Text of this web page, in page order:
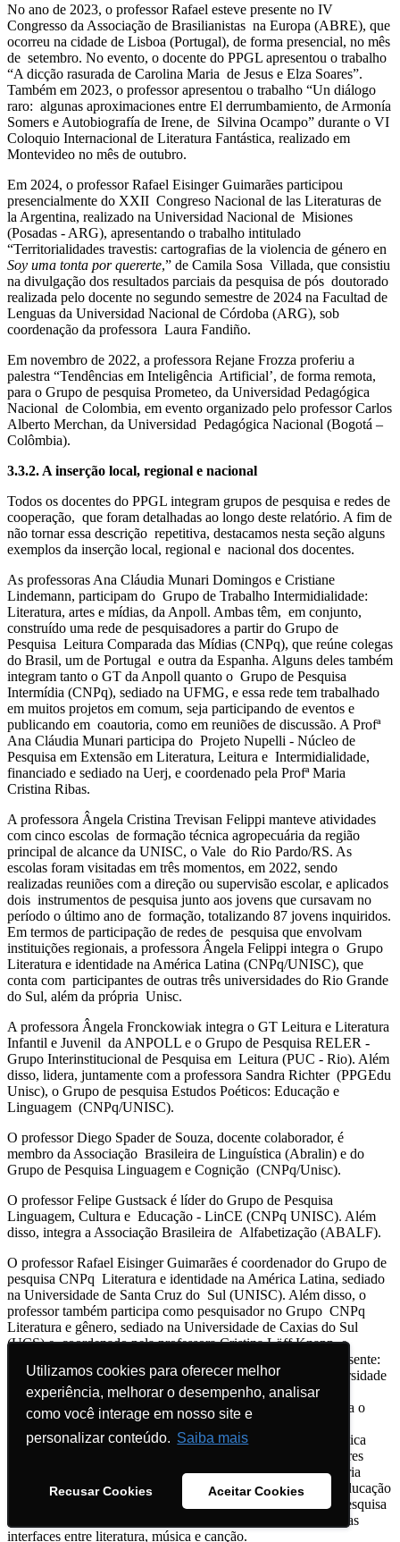
Utilizamos cookies para oferecer melhor
experiência, melhorar o desempenho, analisar
como você interage em nosso site e
personalizar conteúdo. Saiba mais
Recusar Cookies Aceitar Cookies
Utilizamos cookies para oferecer melhor
experiência, melhorar o desempenho, analisar
como você interage em nosso site e
personalizar conteúdo. Saiba mais
Recusar Cookies Aceitar Cookies
No ano de 2023, o professor Rafael esteve presente no IV
Congresso da Associação de Brasilianistas na Europa (ABRE), que
ocorreu na cidade de Lisboa (Portugal), de forma presencial, no mês
de setembro. No evento, o docente do PPGL apresentou o trabalho
“A dicção rasurada de Carolina Maria de Jesus e Elza Soares”.
Também em 2023, o professor apresentou o trabalho “Un diálogo
raro: algunas aproximaciones entre El derrumbamiento, de Armonía
Somers e Autobiografía de Irene, de Silvina Ocampo” durante o VI
Coloquio Internacional de Literatura Fantástica, realizado em
Montevideo no mês de outubro.
Em 2024, o professor Rafael Eisinger Guimarães participou
presencialmente do XXII Congreso Nacional de las Literaturas de
la Argentina, realizado na Universidad Nacional de Misiones
(Posadas - ARG), apresentando o trabalho intitulado
“Territorialidades travestis: cartografias de la violencia de género en
Soy uma tonta por quererte,” de Camila Sosa Villada, que consistiu
na divulgação dos resultados parciais da pesquisa de pós doutorado
realizada pelo docente no segundo semestre de 2024 na Facultad de
Lenguas da Universidad Nacional de Córdoba (ARG), sob
coordenação da professora Laura Fandiño.
Em novembro de 2022, a professora Rejane Frozza proferiu a
palestra “Tendências em Inteligência Artificial’, de forma remota,
para o Grupo de pesquisa Prometeo, da Universidad Pedagógica
Nacional de Colombia, em evento organizado pelo professor Carlos
Alberto Merchan, da Universidad Pedagógica Nacional (Bogotá –
Colômbia).
3.3.2. A inserção local, regional e nacional
Todos os docentes do PPGL integram grupos de pesquisa e redes de
cooperação, que foram detalhadas ao longo deste relatório. A fim de
não tornar essa descrição repetitiva, destacamos nesta seção alguns
exemplos da inserção local, regional e nacional dos docentes.
As professoras Ana Cláudia Munari Domingos e Cristiane
Lindemann, participam do Grupo de Trabalho Intermidialidade:
Literatura, artes e mídias, da Anpoll. Ambas têm, em conjunto,
construído uma rede de pesquisadores a partir do Grupo de
Pesquisa Leitura Comparada das Mídias (CNPq), que reúne colegas
do Brasil, um de Portugal e outra da Espanha. Alguns deles também
integram tanto o GT da Anpoll quanto o Grupo de Pesquisa
Intermídia (CNPq), sediado na UFMG, e essa rede tem trabalhado
em muitos projetos em comum, seja participando de eventos e
publicando em coautoria, como em reuniões de discussão. A Profª
Ana Cláudia Munari participa do Projeto Nupelli - Núcleo de
Pesquisa em Extensão em Literatura, Leitura e Intermidialidade,
financiado e sediado na Uerj, e coordenado pela Profª Maria
Cristina Ribas.
A professora Ângela Cristina Trevisan Felippi manteve atividades
com cinco escolas de formação técnica agropecuária da região
principal de alcance da UNISC, o Vale do Rio Pardo/RS. As
escolas foram visitadas em três momentos, em 2022, sendo
realizadas reuniões com a direção ou supervisão escolar, e aplicados
dois instrumentos de pesquisa junto aos jovens que cursavam no
período o último ano de formação, totalizando 87 jovens inquiridos.
Em termos de participação de redes de pesquisa que envolvam
instituições regionais, a professora Ângela Felippi integra o Grupo
Literatura e identidade na América Latina (CNPq/UNISC), que
conta com participantes de outras três universidades do Rio Grande
do Sul, além da própria Unisc.
A professora Ângela Fronckowiak integra o GT Leitura e Literatura
Infantil e Juvenil da ANPOLL e o Grupo de Pesquisa RELER -
Grupo Interinstitucional de Pesquisa em Leitura (PUC - Rio). Além
disso, lidera, juntamente com a professora Sandra Richter (PPGEdu
Unisc), o Grupo de pesquisa Estudos Poéticos: Educação e
Linguagem (CNPq/UNISC).
O professor Diego Spader de Souza, docente colaborador, é
membro da Associação Brasileira de Linguística (Abralin) e do
Grupo de Pesquisa Linguagem e Cognição (CNPq/Unisc).
O professor Felipe Gustsack é líder do Grupo de Pesquisa
Linguagem, Cultura e Educação - LinCE (CNPq UNISC). Além
disso, integra a Associação Brasileira de Alfabetização (ABALF).
O professor Rafael Eisinger Guimarães é coordenador do Grupo de
pesquisa CNPq Literatura e identidade na América Latina, sediado
na Universidade de Santa Cruz do Sul (UNISC). Além disso, o
professor também participa como pesquisador no Grupo CNPq
Literatura e gênero, sediado na Universidade de Caxias do Sul
(UCS) e coordenado pela professora Cristina Löff Knapp, e
também no Grupo CNPq Grupo Estudos de Poéticas do Presente:
Literatura Comparada na América Latina, sediado na Universidade
Federal do Rio Grande do Sul (UFRGS) e coordenado pela
professora Rita Lenira de Freitas Bittencourt. Também integra o
Grupo de Trabalho de Literatura Comparada da Associação
Nacional de Pós-Graduação e Pesquisa em Letras e Linguística
(ANPOLL). Além disso, forma, juntamente com os professores
Gérson Luís Werlang, da Universidade Federal de Santa Maria
(UFSM), e Roniere Silva Menezes, do Centro Federal de Educação
Tecnológica de Minas Gerais (CEFET MG), uma rede de pesquisa
que estuda, a partir de distintas perspectivas metodológicas, as
interfaces entre literatura, música e canção.